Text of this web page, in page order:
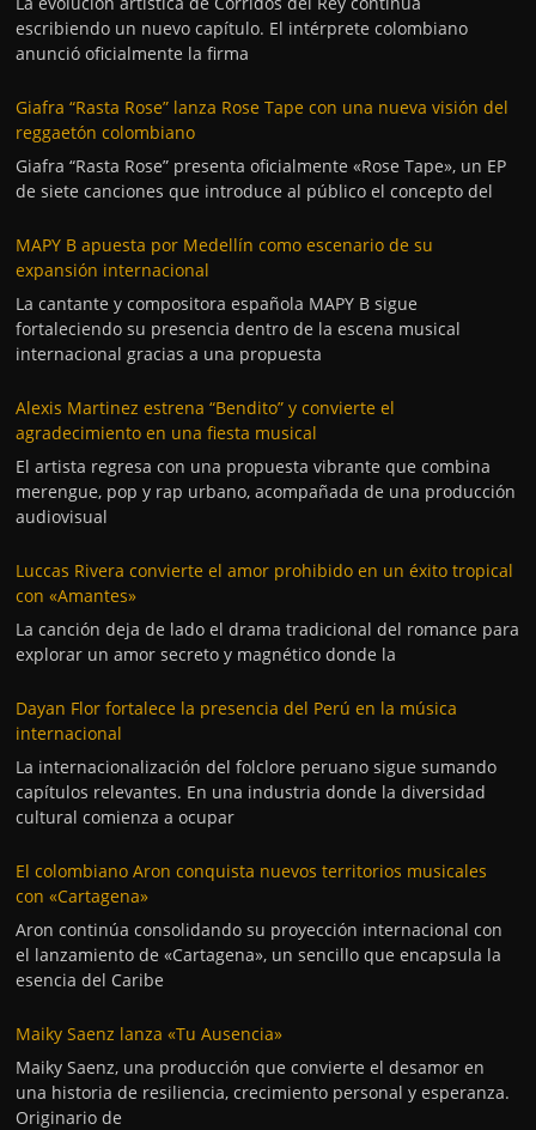
escribiendo un nuevo capítulo. El intérprete colombiano
anunció oficialmente la firma
Giafra “Rasta Rose” lanza Rose Tape con una nueva visión del
reggaetón colombiano
Giafra “Rasta Rose” presenta oficialmente «Rose Tape», un EP
de siete canciones que introduce al público el concepto del
MAPY B apuesta por Medellín como escenario de su
expansión internacional
La cantante y compositora española MAPY B sigue
fortaleciendo su presencia dentro de la escena musical
internacional gracias a una propuesta
Alexis Martinez estrena “Bendito” y convierte el
agradecimiento en una fiesta musical
El artista regresa con una propuesta vibrante que combina
merengue, pop y rap urbano, acompañada de una producción
audiovisual
Luccas Rivera convierte el amor prohibido en un éxito tropical
con «Amantes»
La canción deja de lado el drama tradicional del romance para
explorar un amor secreto y magnético donde la
Dayan Flor fortalece la presencia del Perú en la música
internacional
La internacionalización del folclore peruano sigue sumando
capítulos relevantes. En una industria donde la diversidad
cultural comienza a ocupar
El colombiano Aron conquista nuevos territorios musicales
con «Cartagena»
Aron continúa consolidando su proyección internacional con
el lanzamiento de «Cartagena», un sencillo que encapsula la
esencia del Caribe
Maiky Saenz lanza «Tu Ausencia»
Maiky Saenz, una producción que convierte el desamor en
una historia de resiliencia, crecimiento personal y esperanza.
Originario de